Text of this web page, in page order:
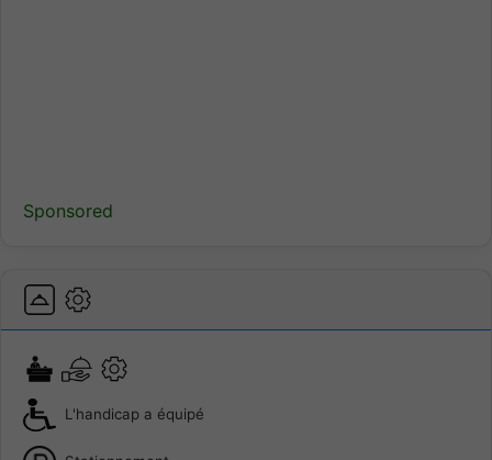
Sponsored
L'handicap a équipé